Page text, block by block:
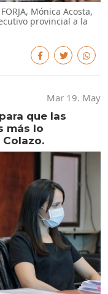
Mónica Acosta,
provincial a la
Mar 19. May
que las
más lo
Colazo.